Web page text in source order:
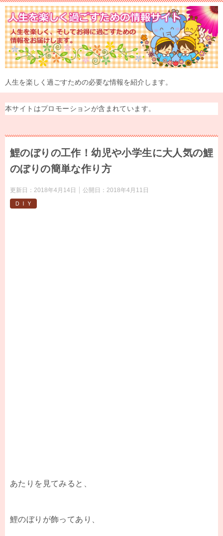
人生を楽しく過ごすための必要な情報を紹介します。
本サイトはプロモーションが含まれています。
鯉のぼりの工作！幼児や小学生に大人気の鯉
のぼりの簡単な作り方
更新日： 2018年4月14日 公開日： 2018年4月11日
ＤＩＹ
あたりを見てみると、
鯉のぼりが飾ってあり、